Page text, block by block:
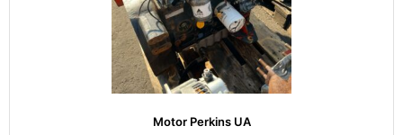
Motor Perkins UA